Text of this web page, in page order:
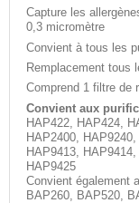
Capture les
0,3 micromètre
Convient à tous les
Remplacement tous
Comprend 1 filtre de
Convient aux
HAP422, HAP424,
HAP2400,
HAP9413,
HAP9425
Convient également
BAP260, BAP520,